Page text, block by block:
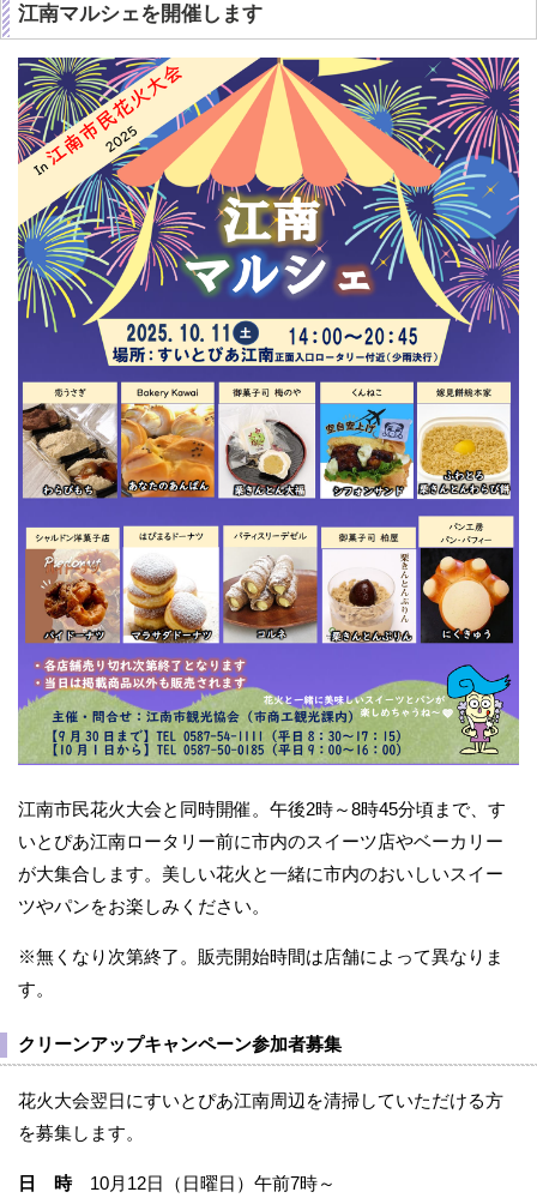
江南マルシェを開催します
江南市民花火大会と同時開催。午後2時～8時45分頃まで、す
いとぴあ江南ロータリー前に市内のスイーツ店やベーカリー
が大集合します。美しい花火と一緒に市内のおいしいスイー
ツやパンをお楽しみください。
※無くなり次第終了。販売開始時間は店舗によって異なりま
す。
クリーンアップキャンペーン参加者募集
花火大会翌日にすいとぴあ江南周辺を清掃していただける方
を募集します。
日 時10月12日（日曜日）午前7時～